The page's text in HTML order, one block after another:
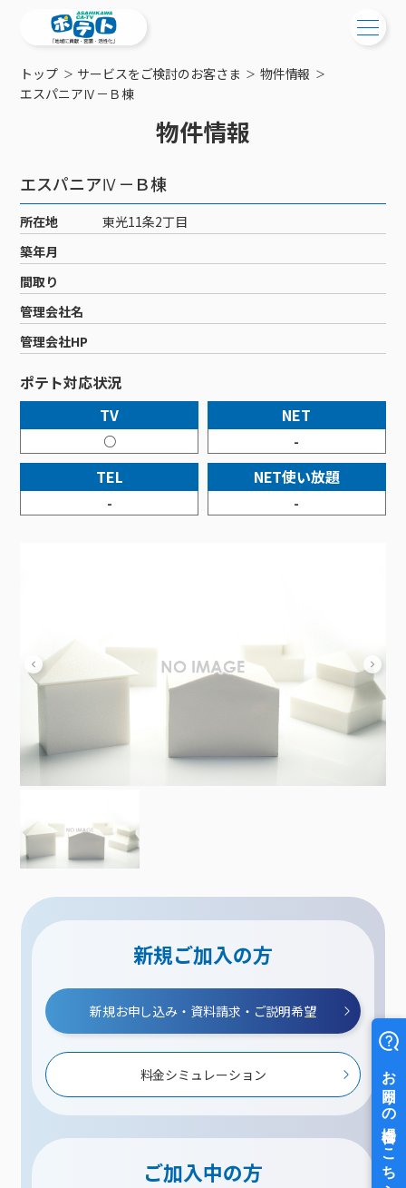
ご検討中の方
工事・配線について
新居をご検討中の方へ
ポテトを導入している集合住宅
物件情報
特典・キャンペーン
おトクな割引サービス
ご加入中の方
ご加入中のサービス確認・変更
WEBメール
サポートサービス
サポートサービストップ
リモートコール
回線速度測定
接続・設定⽅法
訪問サポート＆サポートパックサービス料⾦表
新着情報
メンテナンス・障害情報
ポテトからのプレゼント
イベントカレンダー
講座のご案内
サービス案内
サービス案内
ケーブルテレビ
ケーブルテレビトップ
チャンネル紹介
料⾦プラン
NHK衛星受信料団体⼀括⽀払
機器⼀覧
インターネット
インターネットトップ
料⾦プラン
Wi-Fiサービス
ポテトホーム防犯カメラ
オプションサービス
インターネットギガシェアプラン
固定電話
固定電話トップ
基本料⾦・通話料⾦
オプションサービス
auスマートバリュー
auまとめトーク
ポテトスマートフォントップ
料⾦プラン
機種⼀覧
オプションサービス
でんき
でんきトップ
ポラリンでんき×ポテト
ポテトでんき
暮らしを快適にするサービス
暮らしを快適にするサービストップ
ポテトライフメール
コミチャン
お困りの方はこちら
会社案内
メンテナンス
障害情報
トップ サービスをご検討のお客さま
物件情報
エスパニアⅣ－Ｂ棟
物件情報
エスパニアⅣ－Ｂ棟
所在地
東光11条2丁目
築年月
間取り
管理会社名
管理会社HP
ポテト対応状況
TV
○
NET
-
TEL
-
NET使い放題
-
新規ご加入の方
新規お申し込み・資料請求・ご説明希望
料金シミュレーション
ご加入中の方